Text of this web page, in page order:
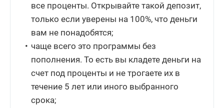
все проценты. Открывайте такой депозит,
только если уверены на 100%, что деньги
вам не понадобятся;
чаще всего это программы без
пополнения. То есть вы кладете деньги на
счет под проценты и не трогаете их в
течение 5 лет или иного выбранного
срока;